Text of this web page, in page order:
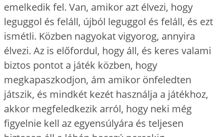
emelkedik fel. Van, amikor azt élvezi, hogy
leguggol és feláll, újból leguggol és feláll, és ezt
ismétli. Közben nagyokat vigyorog, annyira
élvezi. Az is előfordul, hogy áll, és keres valami
biztos pontot a játék közben, hogy
megkapaszkodjon, ám amikor önfeledten
játszik, és mindkét kezét használja a játékhoz,
akkor megfeledkezik arról, hogy neki még
figyelnie kell az egyensúlyára és teljesen